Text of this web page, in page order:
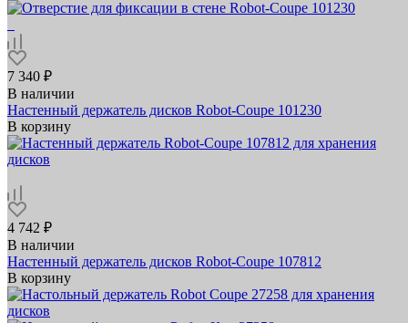
7 340 ₽
В наличии
Настенный держатель дисков Robot-Coupe 101230
В корзину
4 742 ₽
В наличии
Настенный держатель дисков Robot-Coupe 107812
В корзину